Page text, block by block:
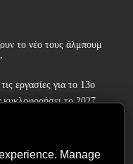
το νέο τους άλμπουμ
εργασίες για το 13ο
κυκλοφορήσει το 2027.
κυκλοφορούν την
Manage